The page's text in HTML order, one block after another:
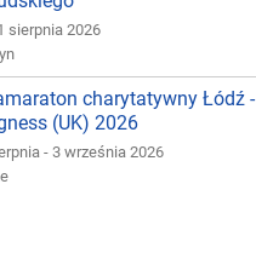
sierpnia 2026
charytatywny Łódź -
(UK) 2026
- 3 września 2026